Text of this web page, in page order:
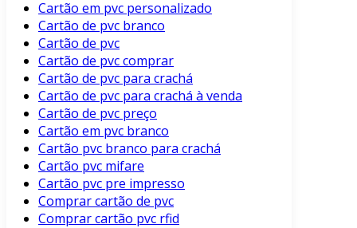
Cartão em pvc personalizado
Cartão de pvc branco
Cartão de pvc
Cartão de pvc comprar
Cartão de pvc para crachá
Cartão de pvc para crachá à venda
Cartão de pvc preço
Cartão em pvc branco
Cartão pvc branco para crachá
Cartão pvc mifare
Cartão pvc pre impresso
Comprar cartão de pvc
Comprar cartão pvc rfid